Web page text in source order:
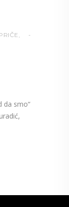
,
da smo“